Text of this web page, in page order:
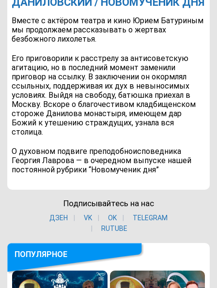
Вместе с актёром театра и кино Юрием Батуриным
мы продолжаем рассказывать о жертвах
безбожного лихолетья.
Его приговорили к расстрелу за антисоветскую
агитацию, но в последний момент заменили
приговор на ссылку. В заключении он окормлял
ссыльных, поддерживая их дух в невыносимых
условиях. Выйдя на свободу, батюшка приехал в
Москву. Вскоре о благочестивом кладбищенском
стороже Данилова монастыря, имеющем дар
Божий к утешению страждущих, узнала вся
столица.
О духовном подвиге преподобноисповедника
Георгия Лаврова — в очередном выпуске нашей
постоянной рубрики “Новомученик дня”
Подписывайтесь на нас
ДЗЕН VK ОK
TELEGRAM
RUTUBE
ПОПУЛЯРНОЕ